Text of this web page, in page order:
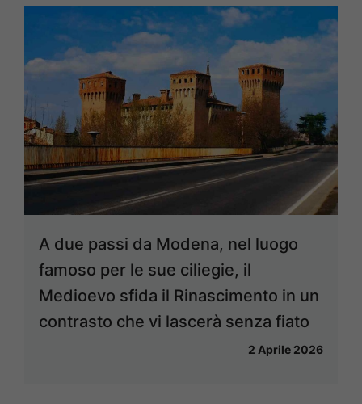
A due passi da Modena, nel luogo
famoso per le sue ciliegie, il
Medioevo sfida il Rinascimento in un
contrasto che vi lascerà senza fiato
2 Aprile 2026